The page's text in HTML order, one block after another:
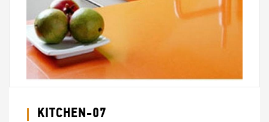
KITCHEN-07